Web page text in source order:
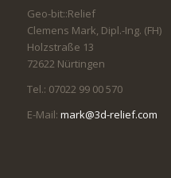
Geo-bit::Relief
Clemens Mark, Dipl.-Ing. (FH)
Holzstraße 13
72622 Nürtingen
Tel.: 07022 99 00 570
E-Mail: mark@3d-relief.com